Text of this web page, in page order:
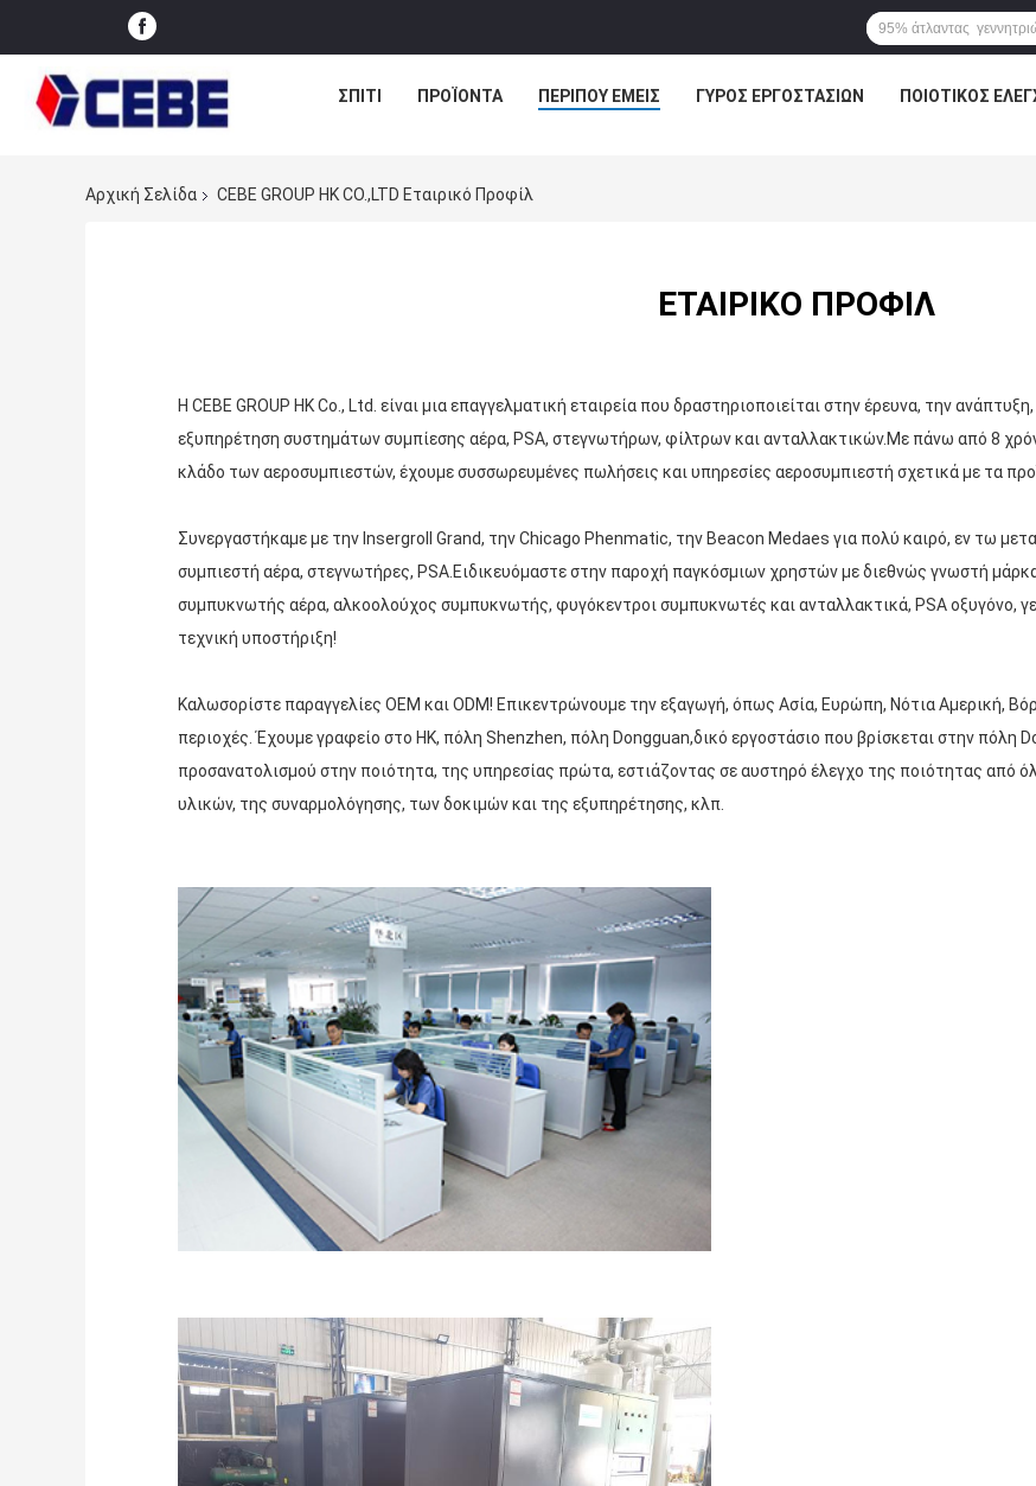
ΣΠΊΤΙ ΠΡΟΪΌΝΤΑ ΠΕΡΊΠΟΥ ΕΜΕΊΣ ΓΎΡΟΣ ΕΡΓΟΣΤΑΣΊΩΝ ΠΟΙΟΤΙΚΌΣ
Αρχική Σελίδα CEBE GROUP HK CO.,LTD Εταιρικό Προφίλ
ΕΤΑΙΡΙΚΌ ΠΡΟΦΊΛ
Η CEBE GROUP HK Co., Ltd. είναι μια επαγγελματική εταιρεία που δραστηριοποιείται στην έρευνα, την
εξυπηρέτηση συστημάτων συμπίεσης αέρα, PSA, στεγνωτήρων, φίλτρων και ανταλλακτικών.Με πάνω από 8
κλάδο των αεροσυμπιεστών, έχουμε συσσωρευμένες πωλήσεις και υπηρεσίες αεροσυμπιεστή σχετικά με τα
Συνεργαστήκαμε με την Insergroll Grand, την Chicago Phenmatic, την Beacon Medaes για πολύ καιρό, εν τω
συμπιεστή αέρα, στεγνωτήρες, PSA.Ειδικευόμαστε στην παροχή παγκόσμιων χρηστών με διεθνώς γνωστή
συμπυκνωτής αέρα, αλκοολούχος συμπυκνωτής, φυγόκεντροι συμπυκνωτές και ανταλλακτικά, PSA οξυγόνο,
τεχνική υποστήριξη!
Καλωσορίστε παραγγελίες OEM και ODM! Επικεντρώνουμε την εξαγωγή, όπως Ασία, Ευρώπη, Νότια Αμερική,
περιοχές. Έχουμε γραφείο στο HK, πόλη Shenzhen, πόλη Dongguan,δικό εργοστάσιο που βρίσκεται στην πόλη
προσανατολισμού στην ποιότητα, της υπηρεσίας πρώτα, εστιάζοντας σε αυστηρό έλεγχο της ποιότητας από
υλικών, της συναρμολόγησης, των δοκιμών και της εξυπηρέτησης, κλπ.